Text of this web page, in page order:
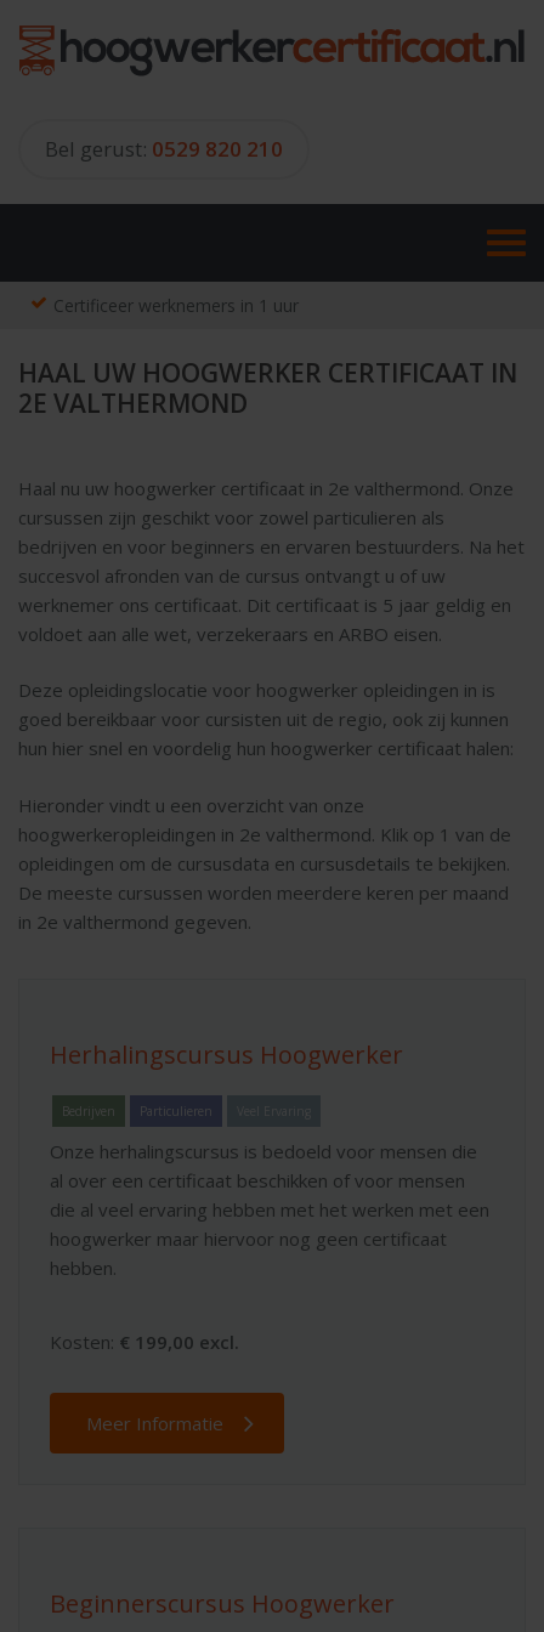
content
Bel gerust: 0529 820 210
Certificeer werknemers in 1 uur
HAAL UW HOOGWERKER CERTIFICAAT IN
2E VALTHERMOND
Haal nu uw hoogwerker certificaat in 2e valthermond. Onze
cursussen zijn geschikt voor zowel particulieren als
bedrijven en voor beginners en ervaren bestuurders. Na het
succesvol afronden van de cursus ontvangt u of uw
werknemer ons certificaat. Dit certificaat is 5 jaar geldig en
voldoet aan alle wet, verzekeraars en ARBO eisen.
Deze opleidingslocatie voor hoogwerker opleidingen in is
goed bereikbaar voor cursisten uit de regio, ook zij kunnen
hun hier snel en voordelig hun hoogwerker certificaat halen:
Hieronder vindt u een overzicht van onze
hoogwerkeropleidingen in 2e valthermond. Klik op 1 van de
opleidingen om de cursusdata en cursusdetails te bekijken.
De meeste cursussen worden meerdere keren per maand
in 2e valthermond gegeven.
Herhalingscursus Hoogwerker
Bedrijven Particulieren Veel Ervaring
Onze herhalingscursus is bedoeld voor mensen die
al over een certificaat beschikken of voor mensen
die al veel ervaring hebben met het werken met een
hoogwerker maar hiervoor nog geen certificaat
hebben.
Kosten: € 199,00 excl.
Meer Informatie
Beginnerscursus Hoogwerker